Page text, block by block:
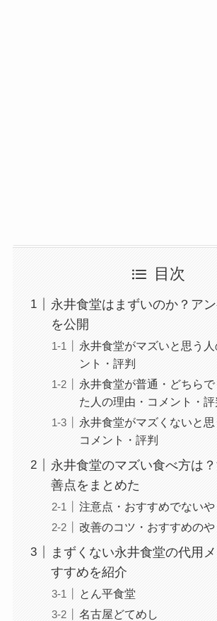
目次
永井食堂はまずいのか？ア
を公開
永井食堂がマズいと思う
ント・評判
永井食堂が普通・どちらで
た人の理由・コメント・評
永井食堂がマズくないと思
コメント・評判
永井食堂のマズい食べ方は
善点をまとめた
注意点・おすすめでない
改善のコツ・おすすめの
まずくない永井食堂の代用
すすめを紹介
とん平食堂
名古屋どてめし